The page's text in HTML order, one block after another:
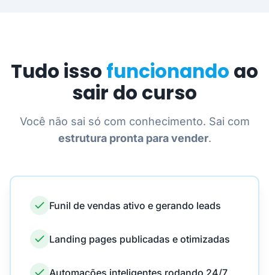
Tudo isso funcionando ao
sair do curso
Você não sai só com conhecimento. Sai com
estrutura pronta para vender.
Funil de vendas ativo e gerando leads
Landing pages publicadas e otimizadas
Automações inteligentes rodando 24/7